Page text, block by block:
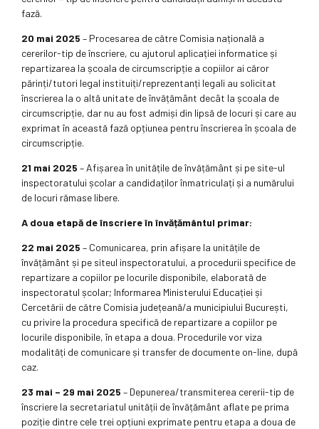
fază.
20 mai 2025 – Procesarea de către Comisia națională a
cererilor-tip de înscriere, cu ajutorul aplicației informatice și
repartizarea la școala de circumscripție a copiilor ai căror
părinți/tutori legal instituiți/reprezentanți legali au solicitat
înscrierea la o altă unitate de învățământ decât la școala de
circumscripție, dar nu au fost admiși din lipsă de locuri și care au
exprimat în această fază opțiunea pentru înscrierea în școala de
circumscripție.
21 mai 2025 – Afișarea în unitățile de învățământ și pe site-ul
inspectoratului școlar a candidaților înmatriculați și a numărului
de locuri rămase libere.
A doua etapă de înscriere în învățământul primar:
22 mai 2025 – Comunicarea, prin afișare la unitățile de
învățământ și pe siteul inspectoratului, a procedurii specifice de
repartizare a copiilor pe locurile disponibile, elaborată de
inspectoratul școlar; Informarea Ministerului Educației și
Cercetării de către Comisia județeană/a municipiului București,
cu privire la procedura specifică de repartizare a copiilor pe
locurile disponibile, în etapa a doua. Procedurile vor viza
modalități de comunicare și transfer de documente on-line, după
caz.
23 mai – 29 mai 2025 – Depunerea/transmiterea cererii-tip de
înscriere la secretariatul unității de învățământ aflate pe prima
poziție dintre cele trei opțiuni exprimate pentru etapa a doua de